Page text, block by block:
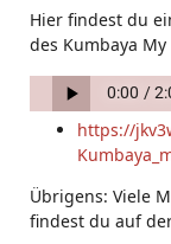
Hier findest du
des Kumbaya My
https://
Übrigens: Viele
findest du auf